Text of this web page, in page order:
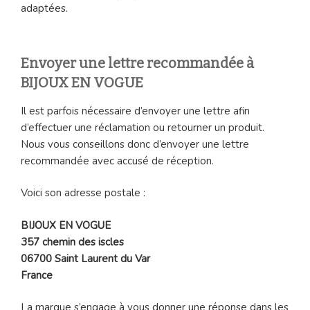
adaptées.
Envoyer une lettre recommandée à
BIJOUX EN VOGUE
Il est parfois nécessaire d’envoyer une lettre afin
d’effectuer une réclamation ou retourner un produit.
Nous vous conseillons donc d’envoyer une lettre
recommandée avec accusé de réception.
Voici son adresse postale :
BIJOUX EN VOGUE
357 chemin des iscles
06700 Saint Laurent du Var
France